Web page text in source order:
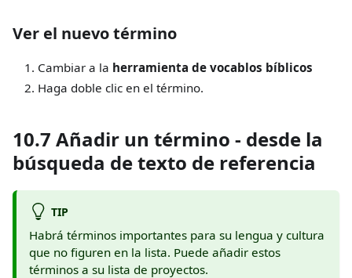
Ver el nuevo término
Cambiar a la herramienta de vocablos bíblicos
Haga doble clic en el término.
10.7 Añadir un término - desde la
búsqueda de texto de referencia
TIP
Habrá términos importantes para su lengua y cultura
que no figuren en la lista. Puede añadir estos
términos a su lista de proyectos.